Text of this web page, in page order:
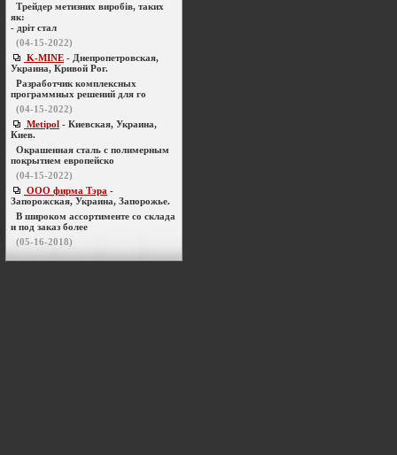
Трейдер метизних виробів, таких
як:
- дріт стал
(04-15-2022)
K-MINE - Днепропетровская,
Украина, Кривой Рог.
Разработчик комплексных
программных решений для го
(04-15-2022)
Metipol - Киевская, Украина,
Киев.
Окрашенная сталь с полимерным
покрытием европейско
(04-15-2022)
ООО фирма Тэра -
Запорожская, Украина, Запорожье.
В широком ассортименте со склада
и под заказ более
(05-16-2018)